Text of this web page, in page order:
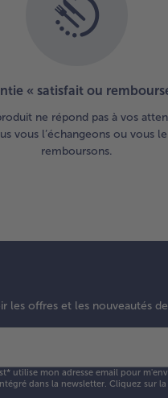
« satisfait ou
ne répond pas à vos
vous l’échangeons ou vous le
remboursons.
les offres et les nouveautés
utilise mon adresse email pour
dans la newsletter. Cliquez sur la